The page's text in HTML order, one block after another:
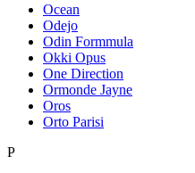
Ocean
Odejo
Odin Formmula
Okki Opus
One Direction
Ormonde Jayne
Oros
Orto Parisi
P